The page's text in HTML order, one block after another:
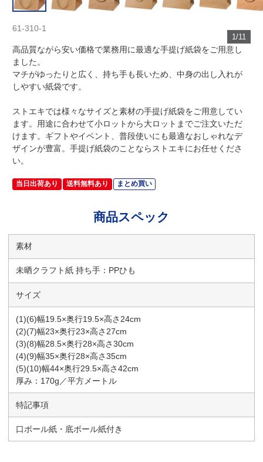
1/11
61-310-1
高品質ながら安い価格で業務用に最適な手提げ紙袋をご用意し
ました。
マチがゆったりと広く、持ち手も長いため、中身の出し入れが
しやすい紙袋です。
ストエキでは様々なサイズと素材の手提げ紙袋をご用意してい
ます。用途に合わせて小ロットから大ロットまでご注文いただ
けます。ギフトやイベント、普段使いにも最適なおしゃれなデ
ザインが豊富。手提げ紙袋のことならストエキにお任せくださ
い。
当日出荷あり 送料無料あり まとめ買い
商品スペック
素材
未晒クラフト紙 持ち手：PPひも
サイズ
(1)(6)幅19.5×奥行19.5×高さ24cm
(2)(7)幅23×奥行23×高さ27cm
(3)(8)幅28.5×奥行28×高さ30cm
(4)(9)幅35×奥行28×高さ35cm
(5)(10)幅44×奥行29.5×高さ42cm
厚み：170g／平方メートル
特記事項
口ボール紙・底ボール紙付き